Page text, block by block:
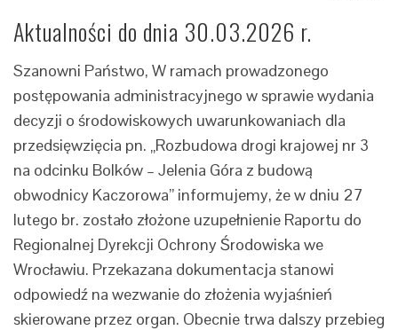
Aktualności do dnia 30.03.2026 r.
Szanowni Państwo, W ramach prowadzonego
postępowania administracyjnego w sprawie wydania
decyzji o środowiskowych uwarunkowaniach dla
przedsięwzięcia pn. „Rozbudowa drogi krajowej nr 3
na odcinku Bolków – Jelenia Góra z budową
obwodnicy Kaczorowa” informujemy, że w dniu 27
lutego br. zostało złożone uzupełnienie Raportu do
Regionalnej Dyrekcji Ochrony Środowiska we
Wrocławiu. Przekazana dokumentacja stanowi
odpowiedź na wezwanie do złożenia wyjaśnień
skierowane przez organ. Obecnie trwa dalszy przebieg